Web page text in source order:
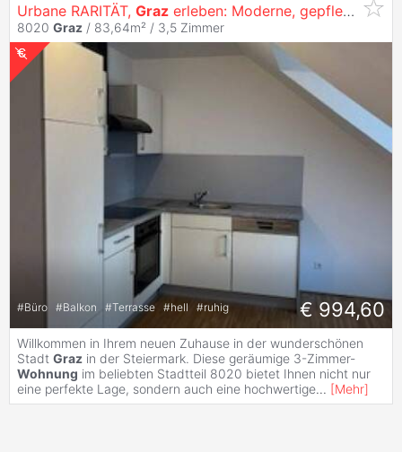
Urbane RARITÄT, Graz erleben: Moderne, gepflegte 3-Zimmer
8020 Graz / 83,64m² / 3,5 Zimmer
#Büro #Balkon #Terrasse #hell #ruhig € 994,60
Willkommen in Ihrem neuen Zuhause in der wunderschönen
Stadt Graz in der Steiermark. Diese geräumige 3-Zimmer-
Wohnung im beliebten Stadtteil 8020 bietet Ihnen nicht nur
eine perfekte Lage, sondern auch eine hochwertige... [Mehr]